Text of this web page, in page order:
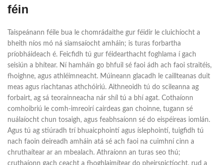
féin
Taispeánann féile bua le chomrádaithe gur féidir le cluichíocht a
bheith níos mó ná siamsaíocht amháin; is turas forbartha
príobháideach é. Feicfidh tú gur féidearthacht foghlama í gach
seisiún a bhítear. Ní hamháin go bhfuil sé faoi ádh ach faoi straitéis,
fhoighne, agus athléimneacht. Múineann glacadh le caillteanas duit
meas agus riachtanas athchóiriú. Aithneoidh tú do scileanna ag
forbairt, ag sá teorainneacha nár shíl tú a bhí agat. Cothaíonn
comhoibriú le comh-imreoirí cairdeas gan choinne, tugann sé
nuálaíocht chun tosaigh, agus feabhsaíonn sé do eispéireas iomlán.
Agus tú ag stiúradh trí bhuaicphointí agus íslephointí, tuigfidh tú
nach faoin deireadh amháin atá sé ach faoi na cuimhní cinn a
chruthaítear ar an mbealach. Athraíonn an turas seo thú;
cruthaíonn gach ceacht a fhoghlaimítear do pheirspictíocht, rud a